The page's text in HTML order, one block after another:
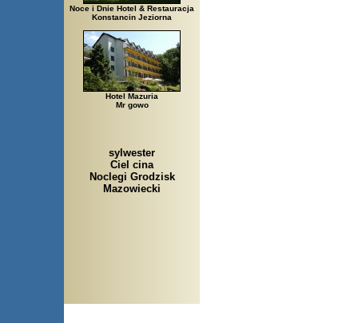
Noce i Dnie Hotel & Restauracja
Konstancin Jeziorna
Hotel Mazuria
Mr gowo
sylwester
Ciel cina
Noclegi Grodzisk
Mazowiecki